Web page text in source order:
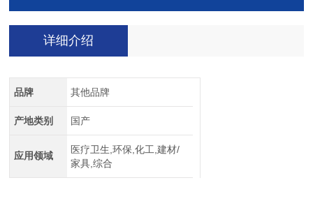
详细介绍
品牌 其他品牌
产地类别 国产
应用领域
医疗卫生,环保,化工,建材/
家具,综合